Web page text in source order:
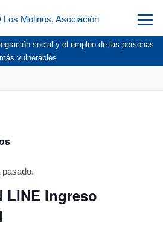
social y el empleo de las personas
más vulnerables
LINE Ingreso